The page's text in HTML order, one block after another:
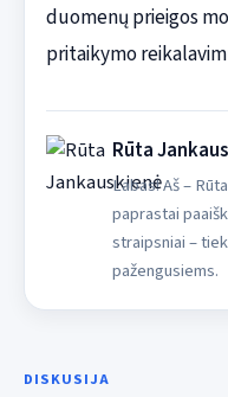
duomenų prieigos
pritaikymo
Rūta
Labas! Aš –
paprastai
straipsniai –
pažengusiems.
DISKUSIJA